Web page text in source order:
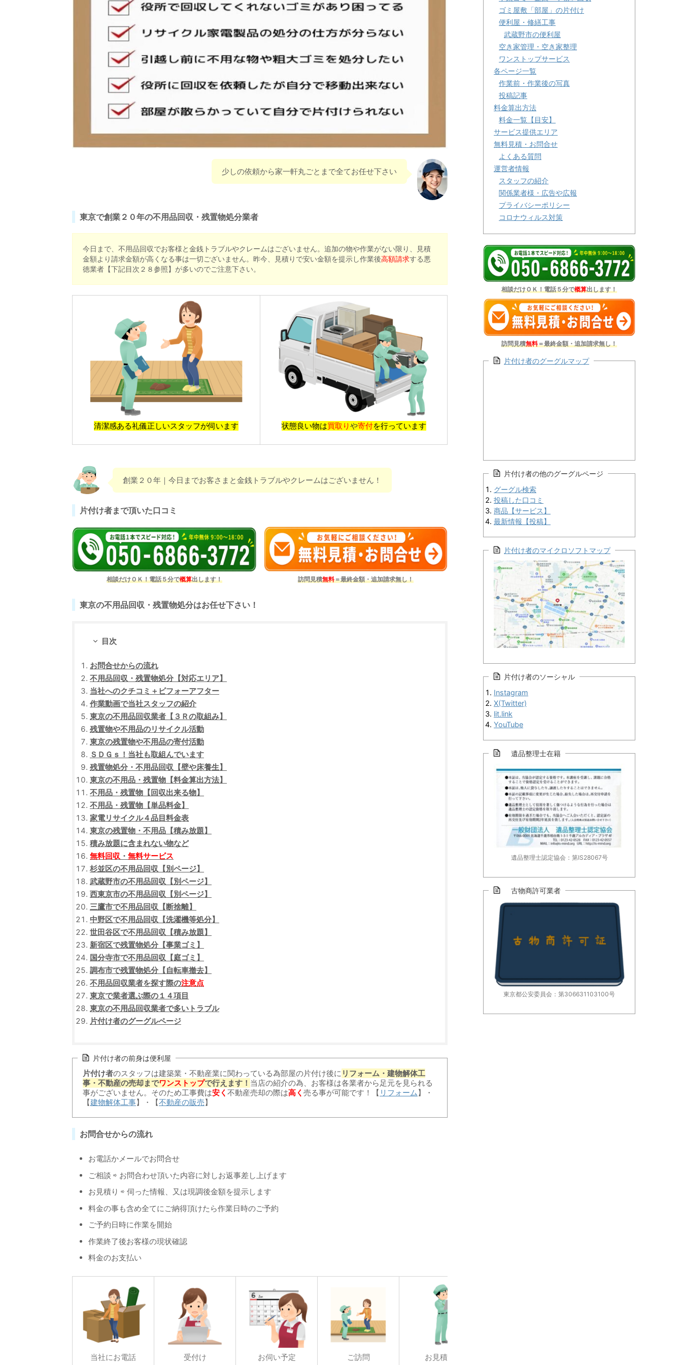
少しの依頼から家一軒丸ごとまで全てお任せ下さい
東京で創業２０年の不用品回収・残置物処分業者
今日まで、不用品回収でお客様と金銭トラブルやクレームはございません。追加の物や作業がない限り、見積
金額より請求金額が高くなる事は一切ございません。昨今、見積りで安い金額を提示し作業後高額請求する悪
徳業者【下記目次２８参照】が多いのでご注意下さい。
清潔感ある礼儀正しいスタッフが伺います 状態良い物は買取りや寄付を行っています
創業２０年｜今日までお客さまと金銭トラブルやクレームはございません！
片付け者まで頂いた口コミ
相談だけＯＫ！電話５分で概算出します！ 訪問見積無料＝最終金額・追加請求無し！
東京の不用品回収・残置物処分はお任せ下さい！
目次
お問合せからの流れ
不用品回収・残置物処分【対応エリア】
当社へのクチコミ＋ビフォーアフター
作業動画で当社スタッフの紹介
東京の不用品回収業者【３Ｒの取組み】
残置物や不用品のリサイクル活動
東京の残置物や不用品の寄付活動
ＳＤＧｓ！当社も取組んでいます
残置物処分・不用品回収【壁や床養生】
東京の不用品・残置物【料金算出方法】
不用品・残置物【回収出来る物】
不用品・残置物【単品料金】
家電リサイクル４品目料金表
東京の残置物・不用品【積み放題】
積み放題に含まれない物など
無料回収 ・ 無料サービス
杉並区の不用品回収【別ページ】
武蔵野市の不用品回収【別ページ】
西東京市の不用品回収【別ページ】
三鷹市で不用品回収【断捨離】
中野区で不用品回収【洗濯機等処分】
世田谷区で不用品回収【積み放題】
新宿区で残置物処分【事業ゴミ】
国分寺市で不用品回収【庭ゴミ】
調布市で残置物処分【自転車撤去】
不用品回収業者を探す際の注意点
東京で業者選ぶ際の１４項目
東京の不用品回収業者で多いトラブル
片付け者のグーグルページ
片付け者の前身は便利屋
片付け者のスタッフは建築業・不動産業に関わっている為部屋の片付け後に リフォーム・建物解体工
事・不動産の売却までワンストップで行えます！ 当店の紹介の為、お客様は各業者から足元を見られる
事がございません。そのため工事費は安く 不動産売却の際は高く 売る事が可能です！【 リフォーム】・
【建物解体工事】・【不動産の販売】
お問合せからの流れ
お電話かメールでお問合せ
ご相談 ⇨ お問合わせ頂いた内容に対しお返事差し上げます
お見積り ⇨ 伺った情報、又は現調後金額を提示します
料金の事も含め全てにご納得頂けたら作業日時のご予約
ご予約日時に作業を開始
作業終了後お客様の現状確認
料金のお支払い
当社にお電話 受付け お伺い予定 ご訪問 お見積り
ゴミ屋敷「部屋」の片付け
便利屋・修繕工事
武蔵野市の便利屋
空き家管理・空き家整理
ワンストップサービス
各ページ一覧
作業前・作業後の写真
投稿記事
料金算出方法
料金一覧【目安】
サービス提供エリア
無料見積・お問合せ
よくある質問
運営者情報
スタッフの紹介
関係業者様・広告や広報
プライバシーポリシー
コロナウィルス対策
相談だけＯＫ！電話５分で概算出します！
訪問見積無料＝最終金額・追加請求無し！
片付け者のグーグルマップ
片付け者の他のグーグルページ
グーグル検索
投稿した口コミ
商品【サービス】
最新情報【投稿】
片付け者のマイクロソフトマップ
片付け者のソーシャル
Instagram
X(Twitter)
lit.link
YouTube
遺品整理士在籍
遺品整理士認定協会：第IS28067号
古物商許可業者
東京都公安委員会：第306631103100号